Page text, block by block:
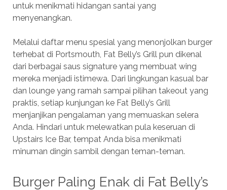
untuk menikmati hidangan santai yang
menyenangkan.
Melalui daftar menu spesial yang menonjolkan burger
terhebat di Portsmouth, Fat Belly’s Grill pun dikenal
dari berbagai saus signature yang membuat wing
mereka menjadi istimewa. Dari lingkungan kasual bar
dan lounge yang ramah sampai pilihan takeout yang
praktis, setiap kunjungan ke Fat Belly’s Grill
menjanjikan pengalaman yang memuaskan selera
Anda. Hindari untuk melewatkan pula keseruan di
Upstairs Ice Bar, tempat Anda bisa menikmati
minuman dingin sambil dengan teman-teman.
Burger Paling Enak di Fat Belly’s